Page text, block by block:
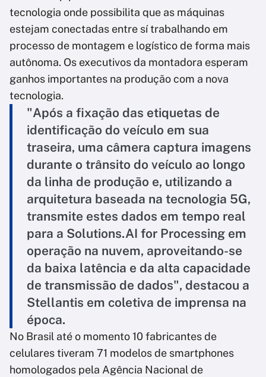
tecnologia onde possibilita que as máquinas
estejam conectadas entre sí trabalhando em
processo de montagem e logístico de forma mais
autônoma. Os executivos da montadora esperam
ganhos importantes na produção com a nova
tecnologia.
"Após a fixação das etiquetas de
identificação do veículo em sua
traseira, uma câmera captura imagens
durante o trânsito do veículo ao longo
da linha de produção e, utilizando a
arquitetura baseada na tecnologia 5G,
transmite estes dados em tempo real
para a Solutions.AI for Processing em
operação na nuvem, aproveitando-se
da baixa latência e da alta capacidade
de transmissão de dados", destacou a
Stellantis em coletiva de imprensa na
época.
No Brasil até o momento 10 fabricantes de
celulares tiveram 71 modelos de smartphones
homologados pela Agência Nacional de